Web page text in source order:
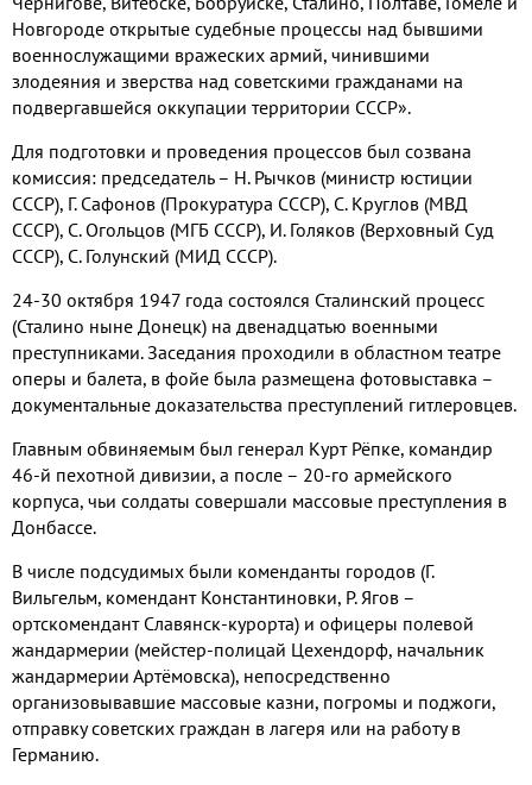
Новгороде открытые судебные процессы над бывшими
военнослужащими вражеских армий, чинившими
злодеяния и зверства над советскими гражданами на
подвергавшейся оккупации территории СССР».
Для подготовки и проведения процессов был созвана
комиссия: председатель – Н. Рычков (министр юстиции
СССР), Г. Сафонов (Прокуратура СССР), С. Круглов (МВД
СССР), С. Огольцов (МГБ СССР), И. Голяков (Верховный Суд
СССР), С. Голунский (МИД СССР).
24-30 октября 1947 года состоялся Сталинский процесс
(Сталино ныне Донецк) на двенадцатью военными
преступниками. Заседания проходили в областном театре
оперы и балета, в фойе была размещена фотовыставка –
документальные доказательства преступлений гитлеровцев.
Главным обвиняемым был генерал Курт Рёпке, командир
46-й пехотной дивизии, а после – 20-го армейского
корпуса, чьи солдаты совершали массовые преступления в
Донбассе.
В числе подсудимых были коменданты городов (Г.
Вильгельм, комендант Константиновки, Р. Ягов –
ортскомендант Славянск-курорта) и офицеры полевой
жандармерии (мейстер-полицай Цехендорф, начальник
жандармерии Артёмовска), непосредственно
организовывавшие массовые казни, погромы и поджоги,
отправку советских граждан в лагеря или на работу в
Германию.